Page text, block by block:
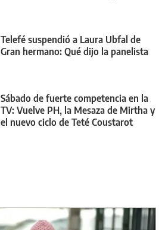
Telefé suspendió a Laura Ubfal de
Gran hermano: Qué dijo la panelista
Sábado de fuerte competencia en la
TV: Vuelve PH, la Mesaza de Mirtha y
el nuevo ciclo de Teté Coustarot